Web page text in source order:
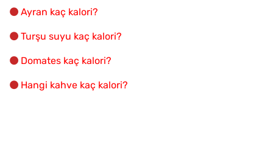
Ayran kaç kalori?
Turşu suyu kaç kalori?
Domates kaç kalori?
Hangi kahve kaç kalori?